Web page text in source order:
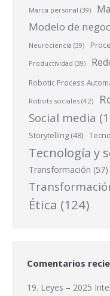
Marca personal (39)
Modelo de
Neurociencia (39)
Productividad (39)
Robotic Process
Robots sociales (42)
Social media
Storytelling (48)
Tecnología y
Transformación (57)
Ética (124)
Comentarios
19. Leyes – 2025